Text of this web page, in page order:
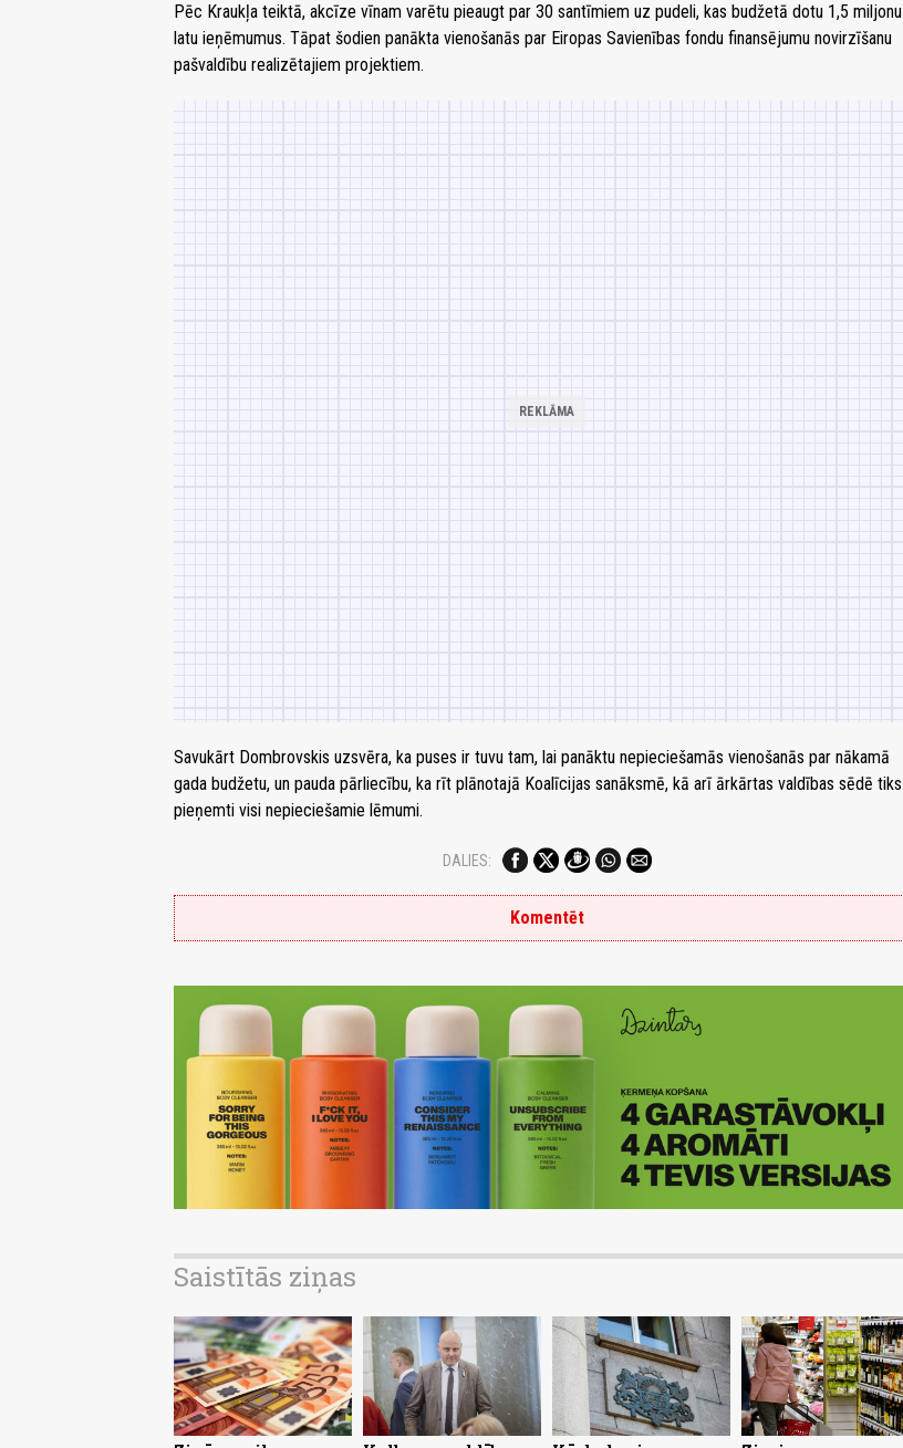
Pēc Kraukļa teiktā, akcīze vīnam varētu pieaugt par 30 santīmiem uz pudeli, kas budžetā dotu 1,5 miljonu
latu ieņēmumus. Tāpat šodien panākta vienošanās par Eiropas Savienības fondu finansējumu novirzīšanu
pašvaldību realizētajiem projektiem.
Savukārt Dombrovskis uzsvēra, ka puses ir tuvu tam, lai panāktu nepieciešamās vienošanās par nākamā
gada budžetu, un pauda pārliecību, ka rīt plānotajā Koalīcijas sanāksmē, kā arī ārkārtas valdības sēdē tiks
pieņemti visi nepieciešamie lēmumi.
DALIES:
Komentēt
Saistītās ziņas